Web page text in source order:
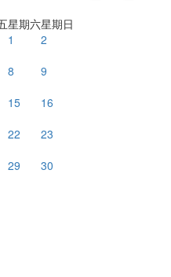
星期六星期日
1
2
8
9
15
16
22
23
29
30